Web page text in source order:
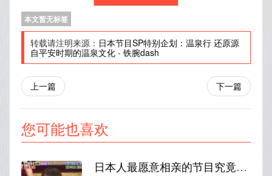
本文暂无标签
转载请注明来源： 日本节目SP特别企划：温泉行 还原源
自平安时期的温泉文化 - 铁腕dash
上一篇 下一篇
您可能也喜欢
日本人最愿意相亲的节目究竟是哪一个？